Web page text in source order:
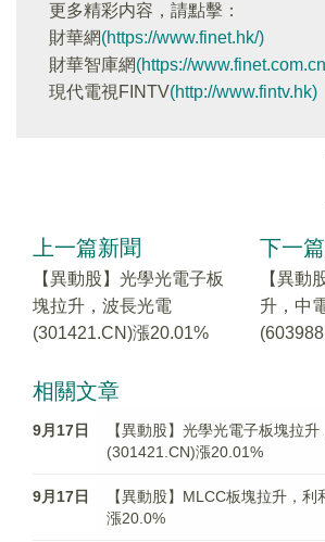
更多精彩内容，請點擊：
財華網(https://www.finet.hk/)
財華智庫網(https://
現代電視FINTV(http://www.fintv.hk)
上一篇新聞
【異動股】光學光電子板
塊拉升，波長光電
(301421.CN)漲20.01%
下一
【異動
升，中
相關文章
9月17日
【異動股】光學光電子板塊拉
(301421.CN)漲20.01%
9月17日
【異動股】MLCC板塊拉升，
漲20.0%